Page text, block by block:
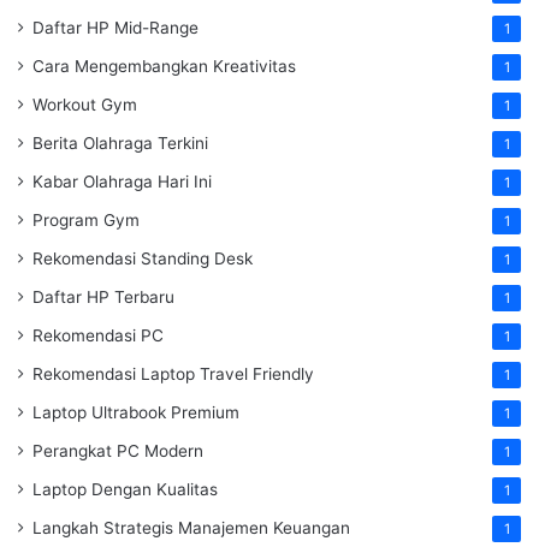
Daftar HP Mid-Range 1
Cara Mengembangkan Kreativitas 1
Workout Gym 1
Berita Olahraga Terkini 1
Kabar Olahraga Hari Ini 1
Program Gym 1
Rekomendasi Standing Desk 1
Daftar HP Terbaru 1
Rekomendasi PC 1
Rekomendasi Laptop Travel Friendly 1
Laptop Ultrabook Premium 1
Perangkat PC Modern 1
Laptop Dengan Kualitas 1
Langkah Strategis Manajemen Keuangan 1